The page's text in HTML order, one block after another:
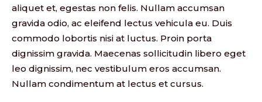
aliquet et, egestas non felis. Nullam accumsan
gravida odio, ac eleifend lectus vehicula eu. Duis
commodo lobortis nisi at luctus. Proin porta
dignissim gravida. Maecenas sollicitudin libero eget
leo dignissim, nec vestibulum eros accumsan.
Nullam condimentum at lectus et cursus.